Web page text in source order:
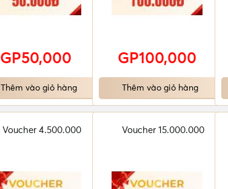
GP50,000
Thêm vào giỏ hàng
GP100,000
Thêm vào giỏ hàng
Voucher 4.500.000 Voucher 15.000.000